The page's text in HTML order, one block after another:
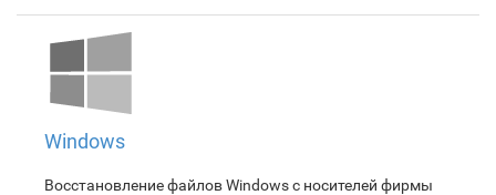
Windows
Восстановление файлов Windows с носителей фирмы